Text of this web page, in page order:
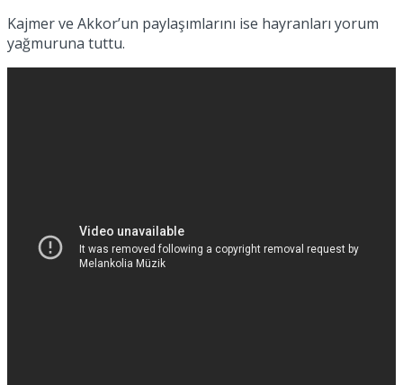
Tatil
Kajmer ve Akkor’un paylaşımlarını ise hayranları yorum
yağmuruna tuttu.